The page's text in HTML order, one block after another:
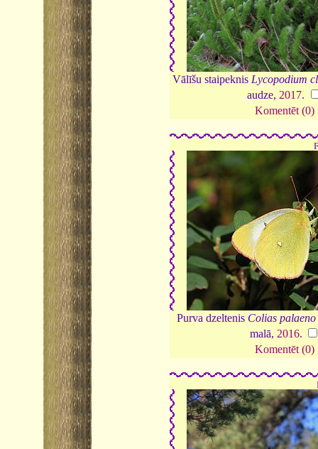
Vālīšu staipeknis Lycopodium
audze, 2017.
Komentēt (0)
Purva dzeltenis Colias palaeno
malā, 2016.
Komentēt (0)